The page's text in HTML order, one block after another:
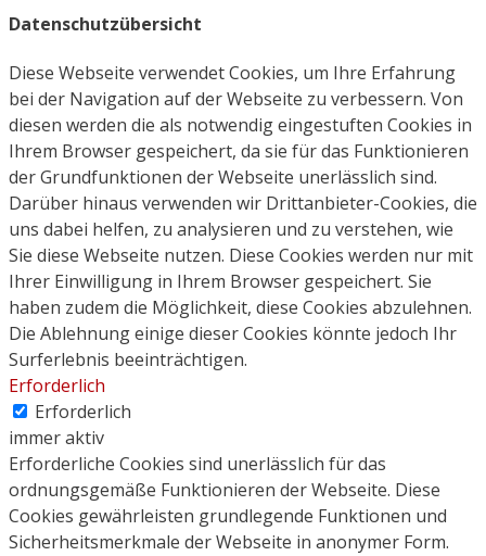
Datenschutzübersicht
Diese Webseite verwendet Cookies, um Ihre Erfahrung
bei der Navigation auf der Webseite zu verbessern. Von
diesen werden die als notwendig eingestuften Cookies in
Ihrem Browser gespeichert, da sie für das Funktionieren
der Grundfunktionen der Webseite unerlässlich sind.
Darüber hinaus verwenden wir Drittanbieter-Cookies, die
uns dabei helfen, zu analysieren und zu verstehen, wie
Sie diese Webseite nutzen. Diese Cookies werden nur mit
Ihrer Einwilligung in Ihrem Browser gespeichert. Sie
haben zudem die Möglichkeit, diese Cookies abzulehnen.
Die Ablehnung einige dieser Cookies könnte jedoch Ihr
Surferlebnis beeinträchtigen.
Erforderlich
Erforderlich
immer aktiv
Erforderliche Cookies sind unerlässlich für das
ordnungsgemäße Funktionieren der Webseite. Diese
Cookies gewährleisten grundlegende Funktionen und
Sicherheitsmerkmale der Webseite in anonymer Form.